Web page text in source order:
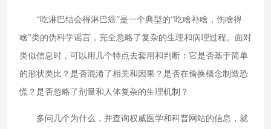
“吃淋巴结会得淋巴癌”是一个典型的“吃啥补啥，伤啥得
啥”类的伪科学谣言，完全忽略了复杂的生理和病理过程。面对
类似信息时，可以用几个特点去套用和判断：它是否基于简单
的形状类比？是否混淆了相关和因果？是否在偷换概念制造恐
慌？是否忽略了剂量和人体复杂的生理机制？
多问几个为什么，并查询权威医学和科普网站的信息，就